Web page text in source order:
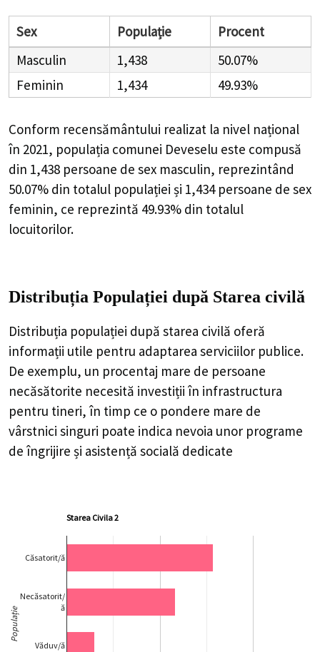
Sex Populație
Procent
Masculin
1,438
50.07%
Feminin
1,434 49.93%
Conform recensământului realizat la nivel național
în 2021, populația comunei Deveselu este compusă
din 1,438 persoane de sex masculin, reprezintând
50.07% din totalul populației și 1,434 persoane de sex
feminin, ce reprezintă 49.93% din totalul
locuitorilor.
Distribuția Populației după Starea civilă
Distribuția populației după starea civilă oferă
informații utile pentru adaptarea serviciilor publice.
De exemplu, un procentaj mare de persoane
necăsătorite necesită investiții în infrastructura
pentru tineri, în timp ce o pondere mare de
vârstnici singuri poate indica nevoia unor programe
de îngrijire și asistență socială dedicate
Starea Civila 2
Căsatorit/ă
Necăsatorit/
ă
Văduv/ă
Populație